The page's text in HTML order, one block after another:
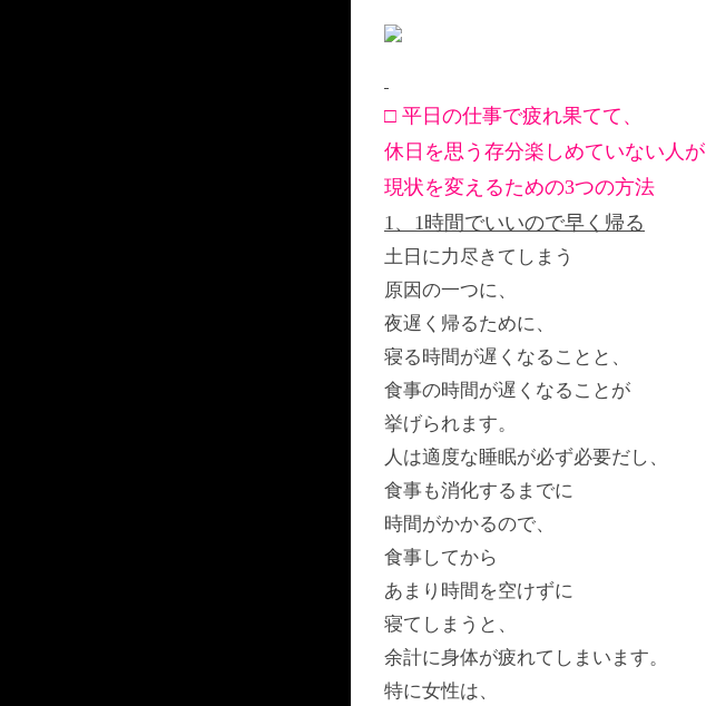
□ 平日の仕事で疲れ果てて、
休日を思う存分楽しめていない人が
現状を変えるための3つの方法
1、1時間でいいので早く帰る
土日に力尽きてしまう
原因の一つに、
夜遅く帰るために、
寝る時間が遅くなることと、
食事の時間が遅くなることが
挙げられます。
人は適度な睡眠が必ず必要だし、
食事も消化するまでに
時間がかかるので、
食事してから
あまり時間を空けずに
寝てしまうと、
余計に身体が疲れてしまいます。
特に女性は、